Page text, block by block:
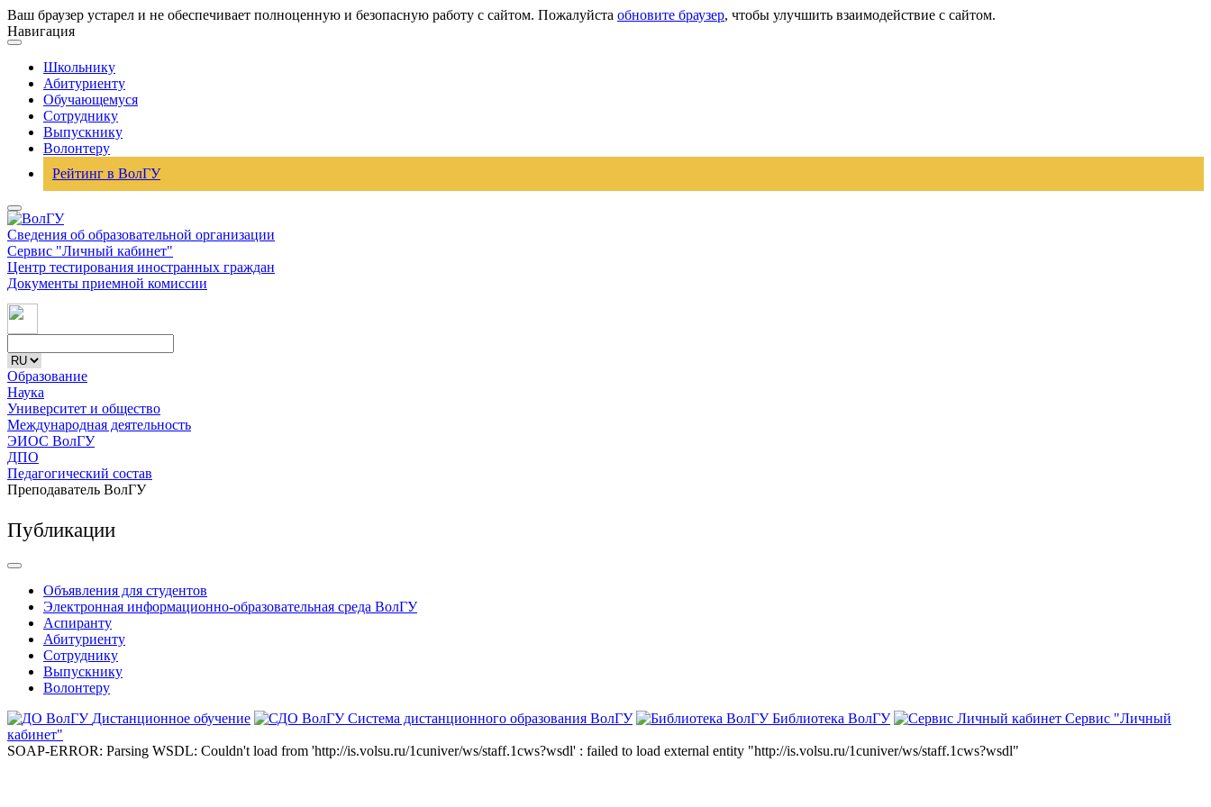
Ваш браузер устарел и не обеспечивает полноценную и безопасную работу с сайтом. Пожалуйста обновите браузер, чтобы улучшить взаимодействие с сайтом.
Навигация
Школьнику
Абитуриенту
Обучающемуся
Сотруднику
Выпускнику
Волонтеру
Рейтинг в ВолГУ
Сведения об образовательной организации
Сервис "Личный кабинет"
Центр тестирования иностранных граждан
Документы приемной комиссии
Образование
Наука
Университет и общество
Международная деятельность
ЭИОС ВолГУ
ДПО
Педагогический состав
Преподаватель ВолГУ
Публикации
Объявления для студентов
Электронная информационно-образовательная среда ВолГУ
Аспиранту
Абитуриенту
Сотруднику
Выпускнику
Волонтеру
Дистанционное обучение
Система дистанционного образования ВолГУ Библиотека ВолГУ
Сервис "Личный
кабинет"
SOAP-ERROR: Parsing WSDL: Couldn't load from 'http://is.volsu.ru/1cuniver/ws/staff.1cws?wsdl' : failed to load external entity "http://is.volsu.ru/1cuniver/ws/staff.1cws?wsdl"